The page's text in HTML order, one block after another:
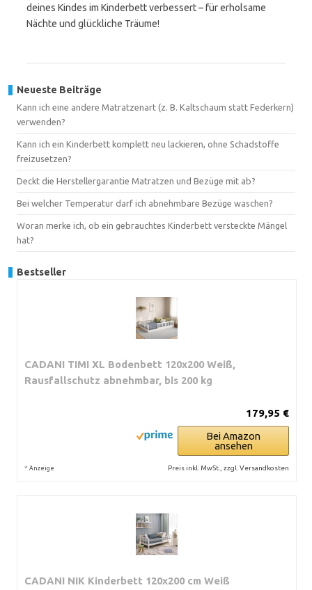
deines Kindes im Kinderbett verbessert – für erholsame
Nächte und glückliche Träume!
Neueste Beiträge
Kann ich eine andere Matratzenart (z. B. Kaltschaum statt Federkern)
verwenden?
Kann ich ein Kinderbett komplett neu lackieren, ohne Schadstoffe
freizusetzen?
Deckt die Herstellergarantie Matratzen und Bezüge mit ab?
Bei welcher Temperatur darf ich abnehmbare Bezüge waschen?
Woran merke ich, ob ein gebrauchtes Kinderbett versteckte Mängel
hat?
Bestseller
CADANI TIMI XL Bodenbett 120x200 Weiß,
Rausfallschutz abnehmbar, bis 200 kg
179,95 €
Bei Amazon
ansehen
* Anzeige Preis inkl. MwSt., zzgl. Versandkosten
CADANI NIK Kinderbett 120x200 cm Weiß